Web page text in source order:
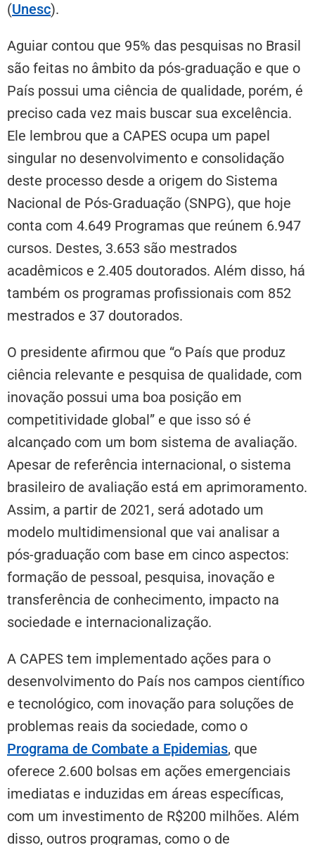
(Unesc).
Aguiar contou que 95% das pesquisas no Brasil
são feitas no âmbito da pós-graduação e que o
País possui uma ciência de qualidade, porém, é
preciso cada vez mais buscar sua excelência.
Ele lembrou que a CAPES ocupa um papel
singular no desenvolvimento e consolidação
deste processo desde a origem do Sistema
Nacional de Pós-Graduação (SNPG), que hoje
conta com 4.649 Programas que reúnem 6.947
cursos. Destes, 3.653 são mestrados
acadêmicos e 2.405 doutorados. Além disso, há
também os programas profissionais com 852
mestrados e 37 doutorados.
O presidente afirmou que “o País que produz
ciência relevante e pesquisa de qualidade, com
inovação possui uma boa posição em
competitividade global” e que isso só é
alcançado com um bom sistema de avaliação.
Apesar de referência internacional, o sistema
brasileiro de avaliação está em aprimoramento.
Assim, a partir de 2021, será adotado um
modelo multidimensional que vai analisar a
pós-graduação com base em cinco aspectos:
formação de pessoal, pesquisa, inovação e
transferência de conhecimento, impacto na
sociedade e internacionalização.
A CAPES tem implementado ações para o
desenvolvimento do País nos campos científico
e tecnológico, com inovação para soluções de
problemas reais da sociedade, como o
Programa de Combate a Epidemias, que
oferece 2.600 bolsas em ações emergenciais
imediatas e induzidas em áreas específicas,
com um investimento de R$200 milhões. Além
disso, outros programas, como o de